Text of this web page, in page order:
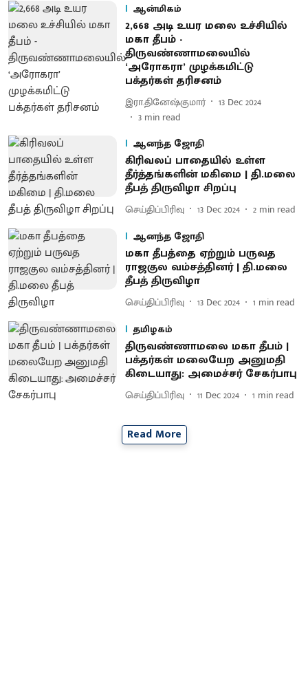
ஆன்மிகம்
2,668 அடி உயர மலை உச்சியில்
மகா தீபம் -
திருவண்ணாமலையில்
‘அரோகரா’ முழக்கமிட்டு
பக்தர்கள் தரிசனம்
இரா.தினேஷ்குமார்
13 Dec 2024
3 min read
ஆனந்த ஜோதி
கிரிவலப் பாதையில் உள்ள
தீர்த்தங்களின் மகிமை | தி.மலை
தீபத் திருவிழா சிறப்பு
செய்திப்பிரிவு 13 Dec 2024 2 min read
ஆனந்த ஜோதி
மகா தீபத்தை ஏற்றும் பருவத
ராஜகுல வம்சத்தினர் | தி.மலை
தீபத் திருவிழா
செய்திப்பிரிவு 13 Dec 2024 1 min read
தமிழகம்
திருவண்ணாமலை மகா தீபம் |
பக்தர்கள் மலையேற அனுமதி
கிடையாது: அமைச்சர் சேகர்பாபு
செய்திப்பிரிவு 11 Dec 2024 1 min read
Read More